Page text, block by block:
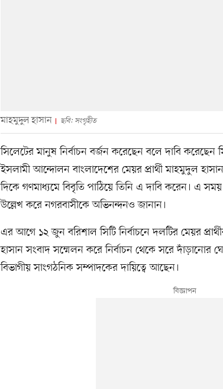
মাহমুদুল হাসান ছবি: সংগৃহীত
সিলেটের মানুষ নির্বাচন বর্জন করেছেন বলে দাবি করেছেন
ইসলামী আন্দোলন বাংলাদেশের মেয়র প্রার্থী মাহমুদুল
দিকে গণমাধ্যমে বিবৃতি পাঠিয়ে তিনি এ দাবি করেন। এ সময়
উল্লেখ করে নগরবাসীকে অভিনন্দনও জানান।
এর আগে ১২ জুন বরিশাল সিটি নির্বাচনে দলটির মেয়র
হাসান সংবাদ সম্মেলন করে নির্বাচন থেকে সরে
বিভাগীয় সাংগঠনিক সম্পাদকের দায়িত্বে আছেন।